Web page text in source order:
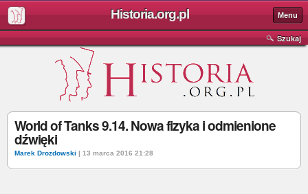
Historia.org.pl Menu
Szukaj
World of Tanks 9.14. Nowa fizyka i odmienione
dźwięki
Marek Drozdowski | 13 marca 2016 21:28